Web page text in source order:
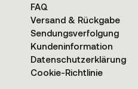
FAQ
Versand & Rückgabe
Sendungsverfolgung
Kundeninformation
Datenschutzerklärung
Cookie-Richtlinie